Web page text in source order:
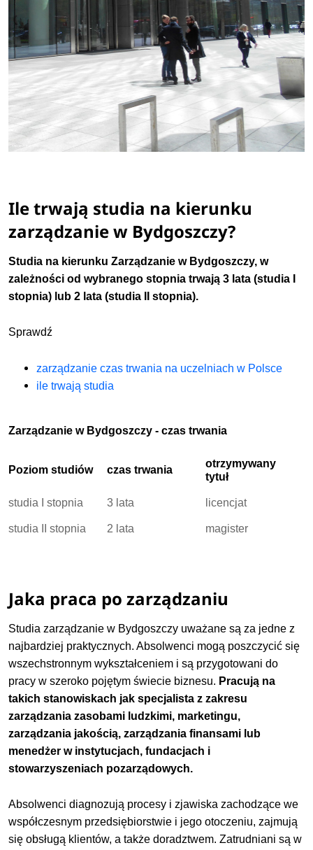
Ile trwają studia na kierunku
zarządzanie w Bydgoszczy?
Studia na kierunku Zarządzanie w Bydgoszczy, w
zależności od wybranego stopniatrwają3 lata (studia I
stopnia) lub 2 lata (studia II stopnia).
Sprawdź
zarządzanie czas trwania na uczelniach w Polsce
ile trwają studia
Zarządzanie w Bydgoszczy - czas trwania
Poziom studiów czas trwania
otrzymywany
tytuł
studia I stopnia 3 lata licencjat
studia II stopnia 2 lata magister
Jaka praca po zarządzaniu
Studia zarządzanie w Bydgoszczy uważane są za jedne z
najbardziej praktycznych. Absolwenci mogą poszczycić się
wszechstronnym wykształceniem i są przygotowani do
pracy w szeroko pojętym świecie biznesu. Pracują na
takich stanowiskach jak specjalista z zakresu
zarządzania zasobami ludzkimi, marketingu,
zarządzania jakością, zarządzania finansami lub
menedżer w instytucjach, fundacjach i
stowarzyszeniach pozarządowych.
Absolwenci diagnozują procesy i zjawiska zachodzące we
współczesnym przedsiębiorstwie i jego otoczeniu, zajmują
się obsługą klientów, a także doradztwem. Zatrudniani są w